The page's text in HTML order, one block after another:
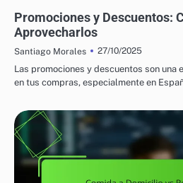
Promociones y Descuentos:
Aprovecharlos
Santiago Morales
27/10/2025
Las promociones y descuentos son una
en tus compras, especialmente en